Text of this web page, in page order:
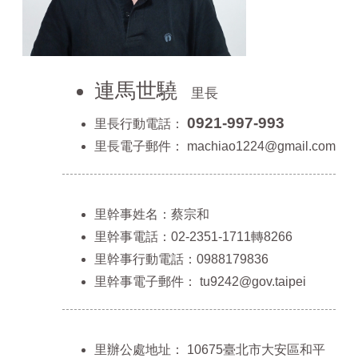
連馬世驍 里長
里長行動電話： 0921-997-993
里長電子郵件： machiao1224@gmail.com
里幹事姓名：蔡宗和
里幹事電話：02-2351-1711轉8266
里幹事行動電話：0988179836
里幹事電子郵件： tu9242@gov.taipei
里辦公處地址： 10675臺北市大安區和平